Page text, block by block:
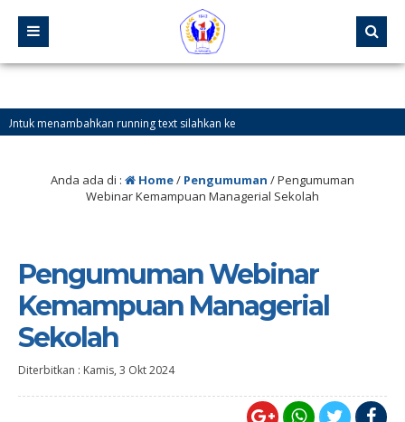
menambahkan running text silahkan ke
Anda ada di : Home/ Pengumuman /Pengumuman
Webinar Kemampuan Managerial Sekolah
Pengumuman Webinar
Kemampuan Managerial
Sekolah
Diterbitkan : Kamis, 3 Okt 2024